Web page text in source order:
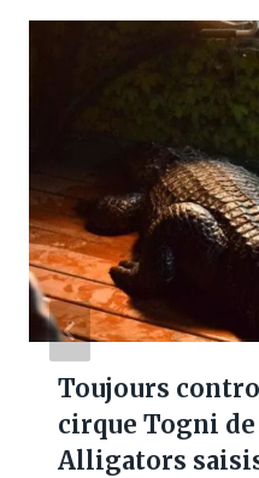
Toujours
cirque Togni de
Alligators